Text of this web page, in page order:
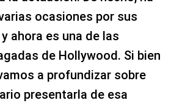
ocasiones por sus
ahora es una de las
de Hollywood. Si bien
a profundizar sobre
presentarla de esa